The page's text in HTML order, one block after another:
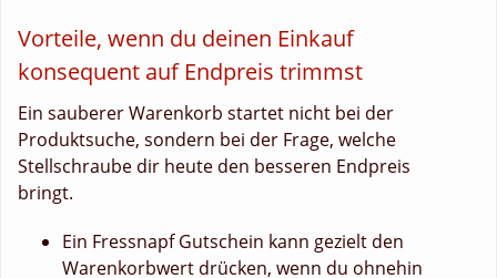
Vorteile, wenn du deinen Einkauf
konsequent auf Endpreis trimmst
Ein sauberer Warenkorb startet nicht bei der
Produktsuche, sondern bei der Frage, welche
Stellschraube dir heute den besseren Endpreis
bringt.
Ein Fressnapf Gutschein kann gezielt den
Warenkorbwert drücken, wenn du ohnehin